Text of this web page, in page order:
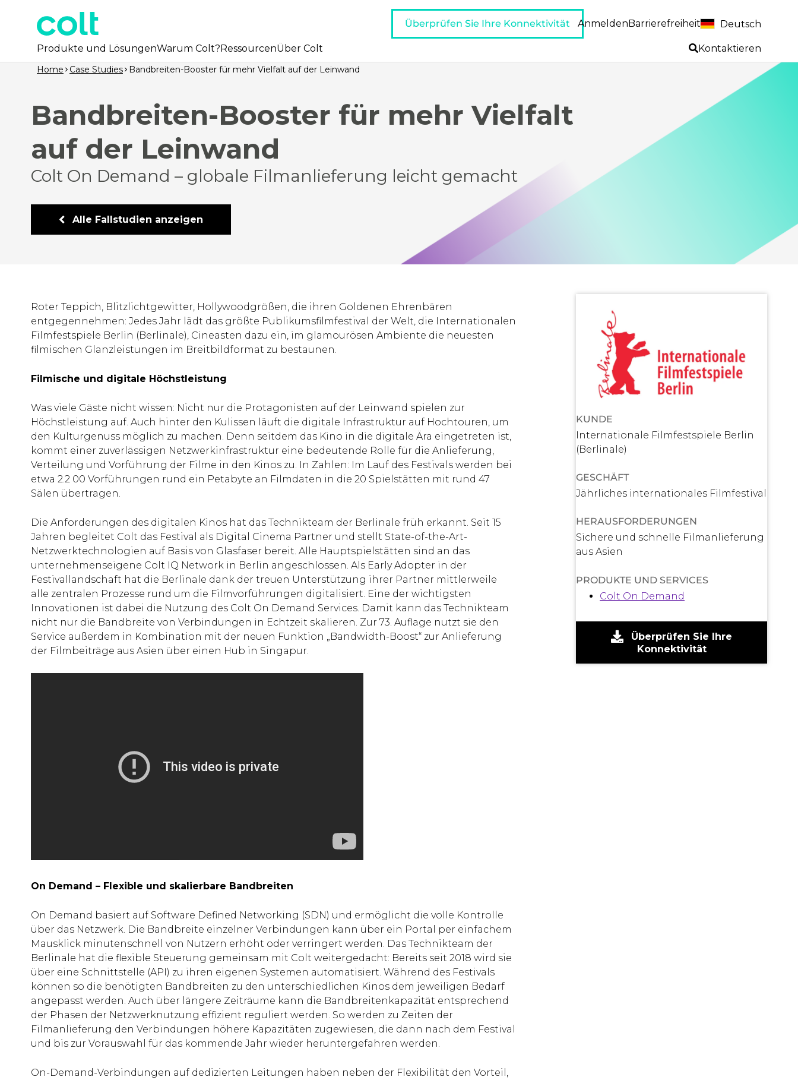
Produkte und LösungenWarum Colt?RessourcenÜber Colt
Überprüfen Sie Ihre Konnektivität AnmeldenBarrierefreiheit Deutsch
Kontaktieren
Home Case Studies Bandbreiten-Booster für mehr Vielfalt auf der Leinwand
Bandbreiten-Booster für mehr Vielfalt
auf der Leinwand
Colt On Demand – globale Filmanlieferung leicht gemacht
Alle Fallstudien anzeigen
Roter Teppich, Blitzlichtgewitter, Hollywoodgrößen, die ihren Goldenen Ehrenbären
entgegennehmen: Jedes Jahr lädt das größte Publikumsfilmfestival der Welt, die Internationalen
Filmfestspiele Berlin (Berlinale), Cineasten dazu ein, im glamourösen Ambiente die neuesten
filmischen Glanzleistungen im Breitbildformat zu bestaunen.
Filmische und digitale Höchstleistung
Was viele Gäste nicht wissen: Nicht nur die Protagonisten auf der Leinwand spielen zur
Höchstleistung auf. Auch hinter den Kulissen läuft die digitale Infrastruktur auf Hochtouren, um
den Kulturgenuss möglich zu machen. Denn seitdem das Kino in die digitale Ära eingetreten ist,
kommt einer zuverlässigen Netzwerkinfrastruktur eine bedeutende Rolle für die Anlieferung,
Verteilung und Vorführung der Filme in den Kinos zu. In Zahlen: Im Lauf des Festivals werden bei
etwa 2.2 00 Vorführungen rund ein Petabyte an Filmdaten in die 20 Spielstätten mit rund 47
Sälen übertragen.
Die Anforderungen des digitalen Kinos hat das Technikteam der Berlinale früh erkannt. Seit 15
Jahren begleitet Colt das Festival als Digital Cinema Partner und stellt State-of-the-Art-
Netzwerktechnologien auf Basis von Glasfaser bereit. Alle Hauptspielstätten sind an das
unternehmenseigene Colt IQ Network in Berlin angeschlossen. Als Early Adopter in der
Festivallandschaft hat die Berlinale dank der treuen Unterstützung ihrer Partner mittlerweile
alle zentralen Prozesse rund um die Filmvorführungen digitalisiert. Eine der wichtigsten
Innovationen ist dabei die Nutzung des Colt On Demand Services. Damit kann das Technikteam
nicht nur die Bandbreite von Verbindungen in Echtzeit skalieren. Zur 73. Auflage nutzt sie den
Service außerdem in Kombination mit der neuen Funktion „Bandwidth-Boost“ zur Anlieferung
der Filmbeiträge aus Asien über einen Hub in Singapur.
On Demand – Flexible und skalierbare Bandbreiten
On Demand basiert auf Software Defined Networking (SDN) und ermöglicht die volle Kontrolle
über das Netzwerk. Die Bandbreite einzelner Verbindungen kann über ein Portal per einfachem
Mausklick minutenschnell von Nutzern erhöht oder verringert werden. Das Technikteam der
Berlinale hat die flexible Steuerung gemeinsam mit Colt weitergedacht: Bereits seit 2018 wird sie
über eine Schnittstelle (API) zu ihren eigenen Systemen automatisiert. Während des Festivals
können so die benötigten Bandbreiten zu den unterschiedlichen Kinos dem jeweiligen Bedarf
angepasst werden. Auch über längere Zeiträume kann die Bandbreitenkapazität entsprechend
der Phasen der Netzwerknutzung effizient reguliert werden. So werden zu Zeiten der
Filmanlieferung den Verbindungen höhere Kapazitäten zugewiesen, die dann nach dem Festival
und bis zur Vorauswahl für das kommende Jahr wieder heruntergefahren werden.
On-Demand-Verbindungen auf dedizierten Leitungen haben neben der Flexibilität den Vorteil,
KUNDE
Internationale Filmfestspiele Berlin
(Berlinale)
GESCHÄFT
Jährliches internationales Filmfestival
HERAUSFORDERUNGEN
Sichere und schnelle Filmanlieferung
aus Asien
PRODUKTE UND SERVICES
Colt On Demand
Überprüfen Sie Ihre
Konnektivität